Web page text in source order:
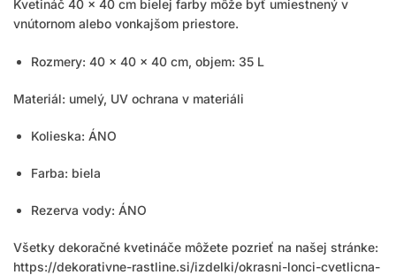
Kvetináč 40 x 40 cm bielej farby môže byť umiestnený v
vnútornom alebo vonkajšom priestore.
Rozmery: 40 x 40 x 40 cm, objem: 35 L
Materiál: umelý, UV ochrana v materiáli
Kolieska: ÁNO
Farba: biela
Rezerva vody: ÁNO
Všetky dekoračné kvetináče môžete pozrieť na našej stránke:
https://dekorativne-rastline.si/izdelki/okrasni-lonci-cvetlicna-